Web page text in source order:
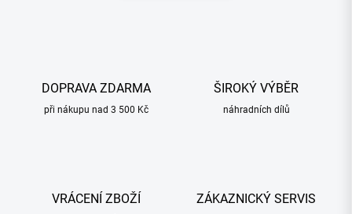
DOPRAVA ZDARMA
při nákupu nad 3 500 Kč
ŠIROKÝ VÝBĚR
náhradních dílů
VRÁCENÍ ZBOŽÍ ZÁKAZNICKÝ SERVIS